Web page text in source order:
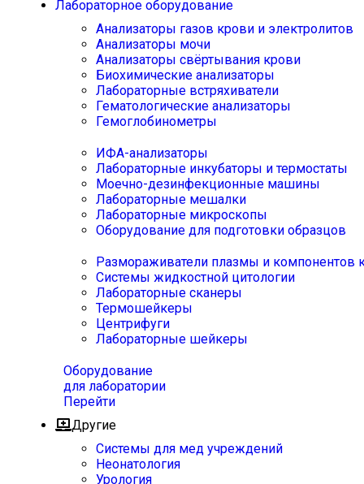
Лабораторное оборудование
Анализаторы газов крови и электролитов
Анализаторы мочи
Анализаторы свёртывания крови
Биохимические анализаторы
Лабораторные встряхиватели
Гематологические анализаторы
Гемоглобинометры
ИФА-анализаторы
Лабораторные инкубаторы и термостаты
Моечно-дезинфекционные машины
Лабораторные мешалки
Лабораторные микроскопы
Оборудование для подготовки образцов
Размораживатели плазмы и компонентов
Системы жидкостной цитологии
Лабораторные сканеры
Термошейкеры
Центрифуги
Лабораторные шейкеры
Оборудование
для лаборатории
Перейти
Другие
Системы для мед учреждений
Неонатология
Урология